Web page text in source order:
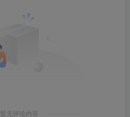
暂无评论内容